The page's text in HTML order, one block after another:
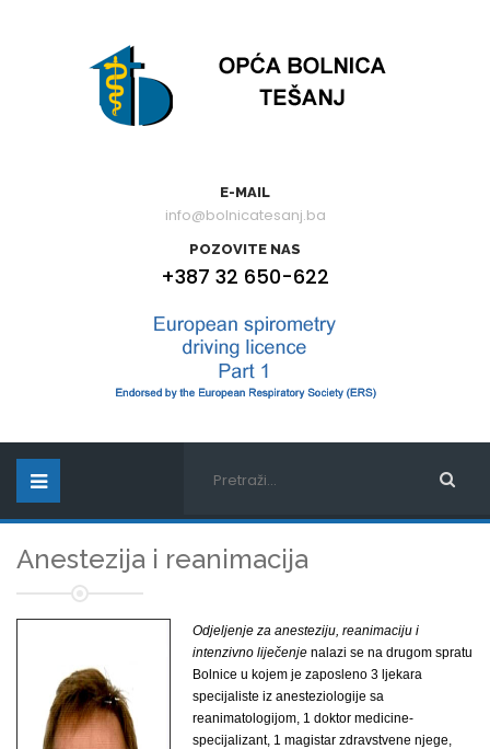
E-MAIL
info@bolnicatesanj.ba
POZOVITE NAS
+387 32 650-622
Anestezija i reanimacija
Odjeljenje za anesteziju, reanimaciju i
intenzivno liječenje nalazi se na drugom spratu
Bolnice u kojem je zaposleno 3 ljekara
specijaliste iz anesteziologije sa
reanimatologijom, 1 doktor medicine-
specijalizant, 1 magistar zdravstvene njege,